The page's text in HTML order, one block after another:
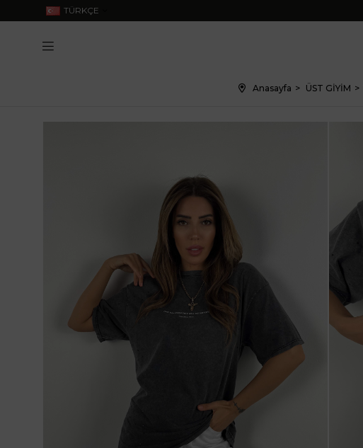
TÜRKÇE
Anasayfa ÜST GİYİM